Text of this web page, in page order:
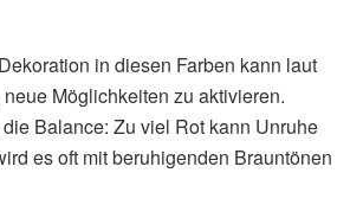
in diesen Farben kann laut
Möglichkeiten zu aktivieren.
Balance: Zu viel Rot kann Unruhe
es oft mit beruhigenden Brauntönen